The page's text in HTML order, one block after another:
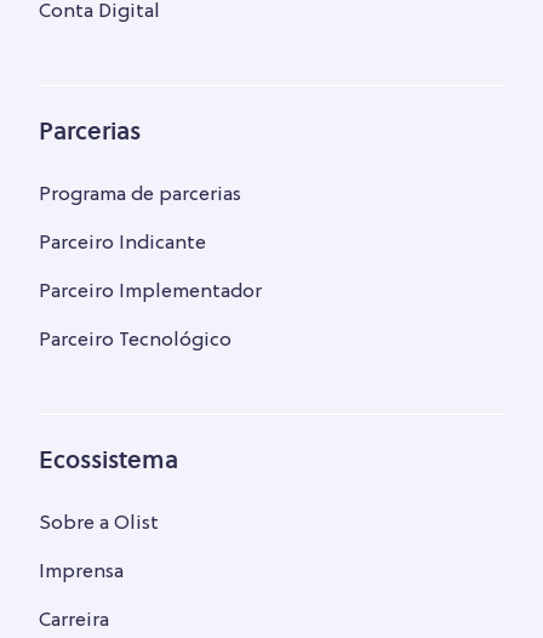
Conta Digital
Parcerias
Programa de parcerias
Parceiro Indicante
Parceiro Implementador
Parceiro Tecnológico
Ecossistema
Sobre a Olist
Imprensa
Carreira